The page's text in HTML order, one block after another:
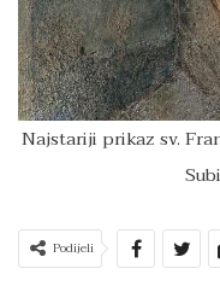
Najstariji prikaz sv.
Podijeli